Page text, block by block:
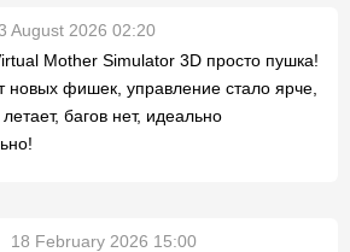
August 2026 02:20
Mother Simulator 3D просто пушка!
новых фишек, управление стало ярче,
багов нет, идеально
18 February 2026 15:00